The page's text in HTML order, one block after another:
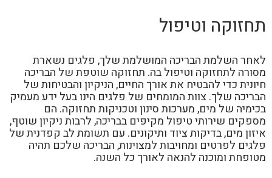
תחזוקה וטיפול
לאחר השלמת הבריכה המושלמת שלך, פלגים נשארת
מסורה לתחזוקה וטיפול בה. תחזוקה שוטפת של הבריכה
חיונית כדי להבטיח את אורך החיים, הניקיון והבטיחות של
הבריכה שלך. צוות המומחים של פלגים הינו בעל ידע מעמיק
בכימיה של מים, מערכות סינון וטכניקות תחזוקה. הם
מספקים שירותי טיפול מקיפים בבריכה, לרבות ניקיון שוטף,
איזון מים, בדיקות ציוד ותיקונים. עם תשומת לב קפדנית של
פלגים לפרטים ומחויבות למצוינות, הבריכה שלכם תהיה
מטופחת ומוכנה להנאה לאורך כל השנה.